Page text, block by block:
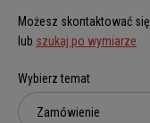
Możesz skontaktować
lub szukaj po wymiarze